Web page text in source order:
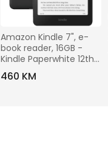
Amazon Kindle 7", e-
book reader, 16GB -
Kindle Paperwhite 12th
Gen 2024
460 KM